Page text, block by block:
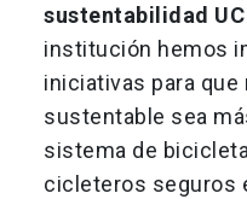
sustentabilidad UC
institución hemos
iniciativas para que
sustentable sea
sistema de
cicleteros seguros